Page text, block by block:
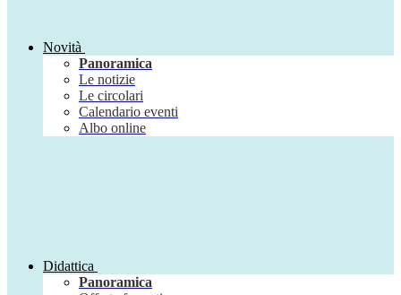
Novità
Panoramica
Le notizie
Le circolari
Calendario eventi
Albo online
Didattica
Panoramica